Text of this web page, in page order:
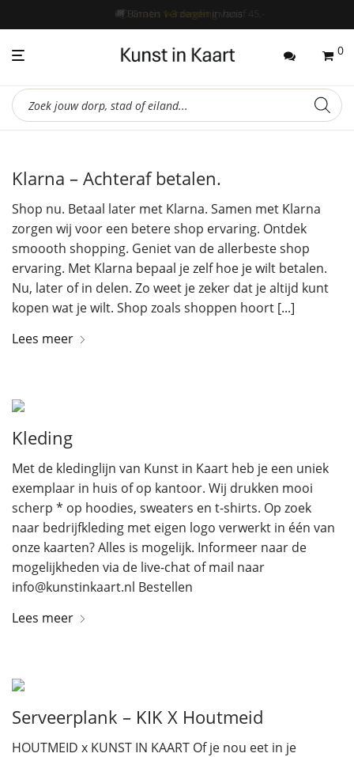
📦Gratis verzendingvanaf 45,-
0
Producten
zoeken
Klarna – Achteraf betalen.
Shop nu. Betaal later met Klarna. Samen met Klarna
zorgen wij voor een betere shop ervaring. Ontdek
smoooth shopping. Geniet van de allerbeste shop
ervaring. Met Klarna bepaal je zelf hoe je wilt betalen.
Nu, later of in delen. Zo weet je zeker dat je altijd kunt
kopen wat je wilt. Shop zoals shoppen hoort [...]
Lees meer
Kleding
Met de kledinglijn van Kunst in Kaart heb je een uniek
exemplaar in huis of op kantoor. Wij drukken mooi
scherp * op hoodies, sweaters en t-shirts. Op zoek
naar bedrijfkleding met eigen logo verwerkt in één van
onze kaarten? Alles is mogelijk. Informeer naar de
mogelijkheden via de live-chat of mail naar
info@kunstinkaart.nl Bestellen
Lees meer
Serveerplank – KIK X Houtmeid
HOUTMEID x KUNST IN KAART Of je nou eet in je